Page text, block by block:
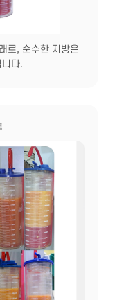
로, 순수한 지방은
다.